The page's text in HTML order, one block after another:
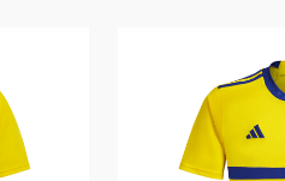
niños
10 buzo